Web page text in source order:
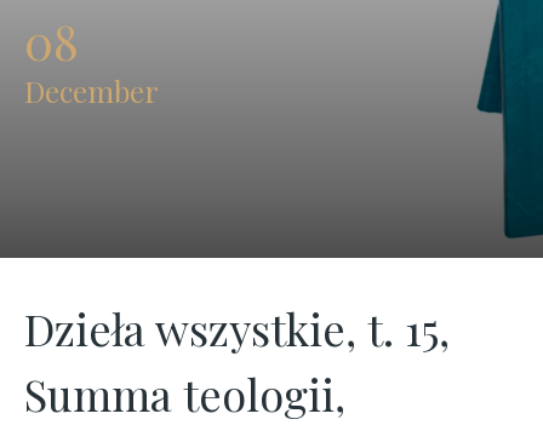
1–
26
Omnia
08
December
Dzieła wszystkie, t. 15,
Summa teologii,